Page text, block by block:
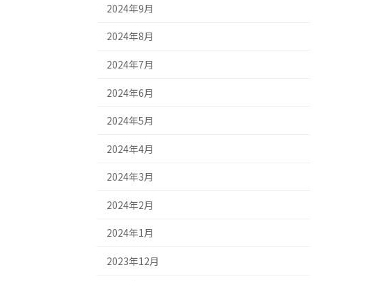
2024年9月
2024年8月
2024年7月
2024年6月
2024年5月
2024年4月
2024年3月
2024年2月
2024年1月
2023年12月